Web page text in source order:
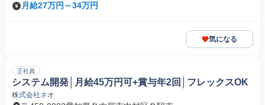
月給27万円～34万円
気になる
正社員
システム開発│月給45万円可+賞与年2回│フレックスOK
株式会社ネオ